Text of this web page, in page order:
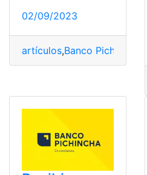
02/09/2023
artículos,Banco Pichincha